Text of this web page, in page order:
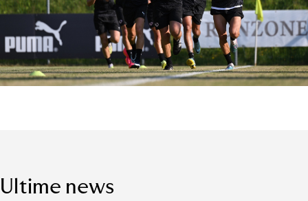
Ultime news